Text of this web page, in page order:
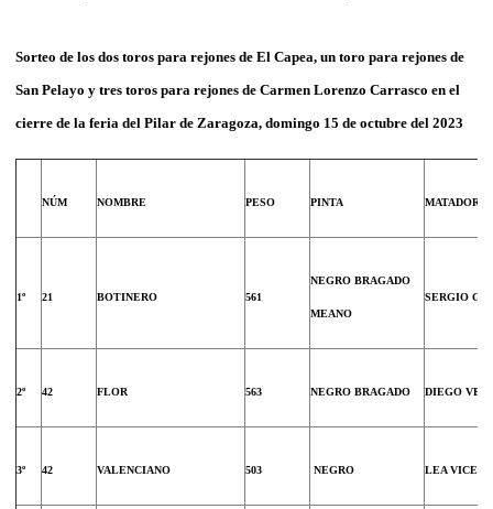
Sorteo de los dos toros para rejones de El Capea, un toro para rejones de
San Pelayo y tres toros para rejones de Carmen Lorenzo Carrasco en el
cierre de la feria del Pilar de Zaragoza, domingo 15 de octubre del 2023
NÚM NOMBRE PESO PINTA MATADOR
1º 21 BOTINERO 561
NEGRO BRAGADO
MEANO
SERGIO
2º 42 FLOR 563 NEGRO BRAGADO DIEGO
3º 42 VALENCIANO 503 NEGRO LEA VICENS